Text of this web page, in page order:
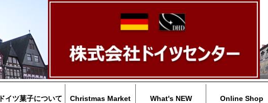
ドイツ菓子について Christmas Market What's NEW Online Shop